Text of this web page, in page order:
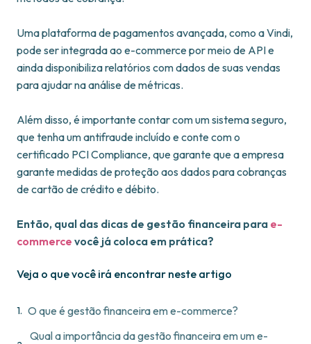
Uma plataforma de pagamentos avançada, como a Vindi,
pode ser integrada ao e-commerce por meio de API e
ainda disponibiliza relatórios com dados de suas vendas
para ajudar na análise de métricas.
Além disso, é importante contar com um sistema seguro,
que tenha um antifraude incluído e conte com o
certificado PCI Compliance, que garante que a empresa
garante medidas de proteção aos dados para cobranças
de cartão de crédito e débito.
Então, qual das dicas de gestão financeira para e-
commerce você já coloca em prática?
Veja o que você irá encontrar neste artigo
O que é gestão financeira em e-commerce?
Qual a importância da gestão financeira em um e-